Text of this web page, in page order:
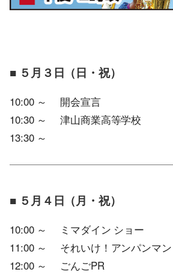
■ ５月３日（日・祝）
10:00 ～ 開会宣言
10:30 ～ 津山商業高等学校
13:30 ～
■ ５月４日（月・祝）
10:00 ～ ミマダイン ショー
11:00 ～ それいけ！アンパンマ
12:00 ～ ごんごPR